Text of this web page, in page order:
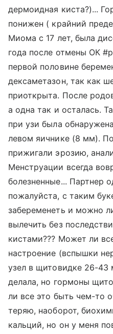
дермоидная киста?)...
понижен ( крайний
Миома с 17 лет, была
года после отмены ОК
первой половине
дексаметазон, так как
приоткрыта. После
а одна так и осталась.
при узи была
левом яичнике (8 мм).
прижигали эрозию,
Менструации всегда
болезненные... Партнер
пожалуйста, с таким
забеременеть и можно
вылечить без
кистами??? Может ли
настроение (вспышки
узел в щитовидке 26-
делала, но гормоны
ли все это быть чем-то
теряю, наоборот,
кальций, но он у меня